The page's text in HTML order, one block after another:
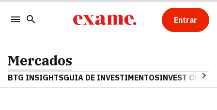
Entrar
Mercados
BTG INSIGHTSGUIA DE INVESTIMENTOSINVEST OPINA